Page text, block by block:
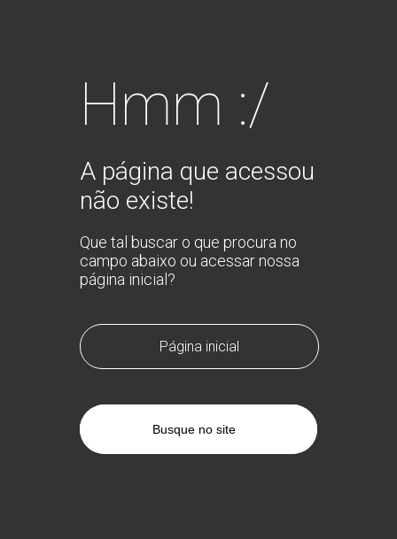
Hmm :/
A página que acessou
não existe!
Que tal buscar o que procura no
campo abaixo ou acessar nossa
página inicial?
Página inicial